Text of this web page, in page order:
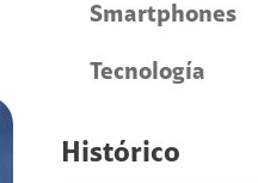
Smartphones
Tecnología
Histórico